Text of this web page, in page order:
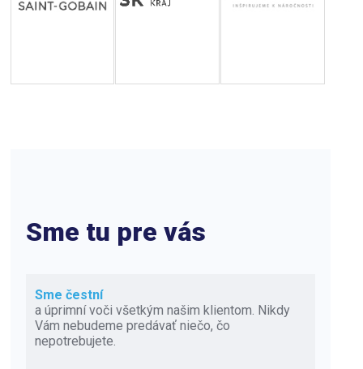
Sme tu pre vás
Sme čestní
a úprimní voči všetkým našim klientom. Nikdy
Vám nebudeme predávať niečo, čo
nepotrebujete.